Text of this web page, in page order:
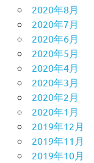
2020年8月
2020年7月
2020年6月
2020年5月
2020年4月
2020年3月
2020年2月
2020年1月
2019年12月
2019年11月
2019年10月